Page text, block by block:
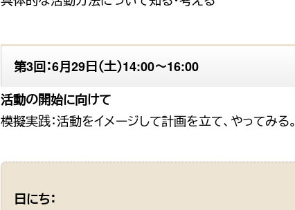
第3回：6月29日（土）14:00〜16:00
活動の開始に向けて
模擬実践：活動をイメージして計画を立て、やってみる。
日にち：